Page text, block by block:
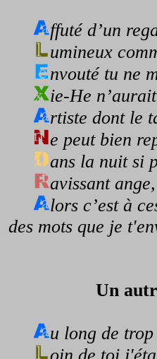
ffuté d’un
umineux
nvouté tu ne
ie-He
rtiste dont le
e peut bien
ans la nuit si
avissant
lors c’est à
des mots que je
Un
u long de